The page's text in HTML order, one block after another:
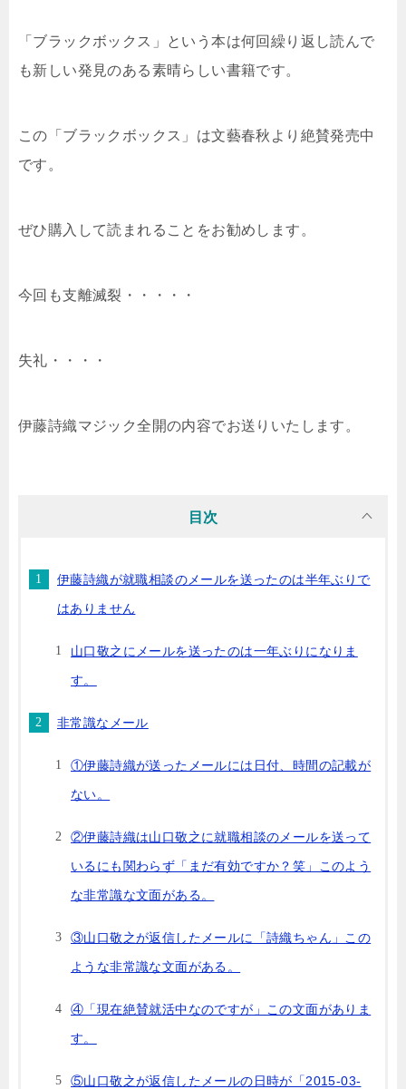
「ブラックボックス」という本は何回繰り返し読んで
も新しい発見のある素晴らしい書籍です。
この「ブラックボックス」は文藝春秋より絶賛発売中
です。
ぜひ購入して読まれることをお勧めします。
今回も支離滅裂・・・・・
失礼・・・・
伊藤詩織マジック全開の内容でお送りいたします。
目次
伊藤詩織が就職相談のメールを送ったのは半年ぶりで
はありません
山口敬之にメールを送ったのは一年ぶりになりま
す。
非常識なメール
①伊藤詩織が送ったメールには日付、時間の記載が
ない。
②伊藤詩織は山口敬之に就職相談のメールを送って
いるにも関わらず「まだ有効ですか？笑」このよう
な非常識な文面がある。
③山口敬之が返信したメールに「詩織ちゃん」この
ような非常識な文面がある。
④「現在絶賛就活中なのですが」この文面がありま
す。
⑤山口敬之が返信したメールの日時が「2015-03-